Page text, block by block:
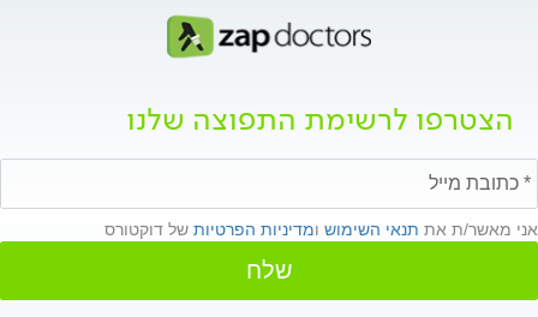
הצטרפו לרשימת התפוצה שלנו
אני מאשר/ת את תנאי השימוש ומדיניות הפרטיות של דוקטורס
שלח